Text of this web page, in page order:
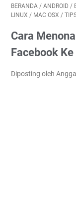
BERANDA / ANDROID /
LINUX / MAC OSX /
Cara
Facebook Ke
Diposting oleh